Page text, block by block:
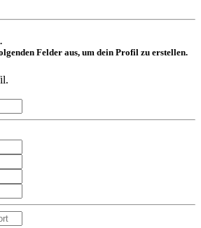
Felder aus, um dein Profil zu erstellen.